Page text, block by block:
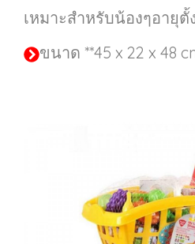
เหมาะสำหรับน้องๆอายุ
ขนาด **45 x 22 x 48